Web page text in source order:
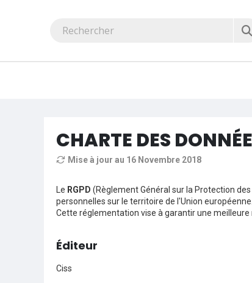
CHARTE DES
Mise à jour au 16 Novembre 2018
Le RGPD (Règlement Général sur la Protection
personnelles sur le territoire de l'Union européenne.
Cette réglementation vise à garantir une meilleure
Éditeur
Ciss